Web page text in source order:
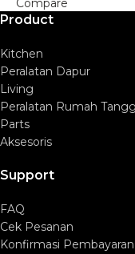
Compare
Product
Kitchen
Peralatan Dapur
Living
Peralatan Rumah
Parts
Aksesoris
Support
FAQ
Cek Pesanan
Konfirmasi Pembayaran